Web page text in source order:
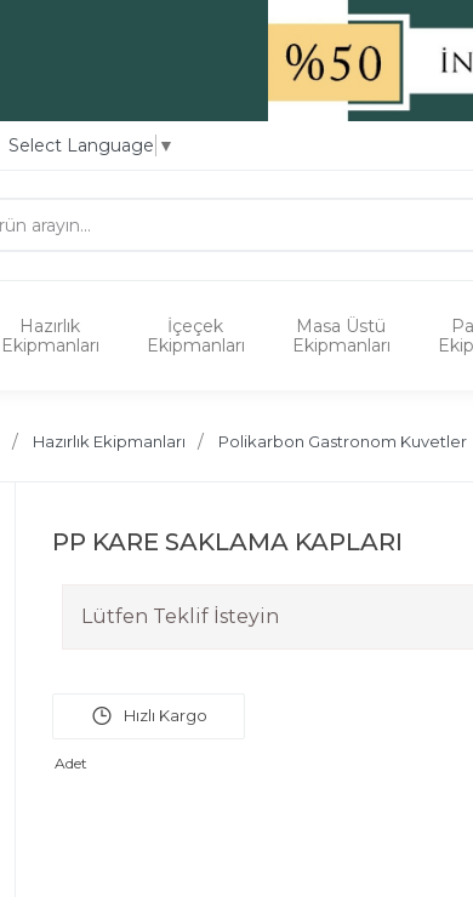
Select Language ▼
Hazırlık
Ekipmanları
İçeçek
Ekipmanları
Masa Üstü
Ekipmanları
Hazırlık Ekipmanları Polikarbon Gastronom Kuvetler
PP KARE SAKLAMA KAPLARI
Lütfen Teklif İsteyin
Adet